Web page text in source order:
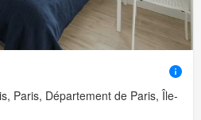
Paris, Département de Paris, Île-